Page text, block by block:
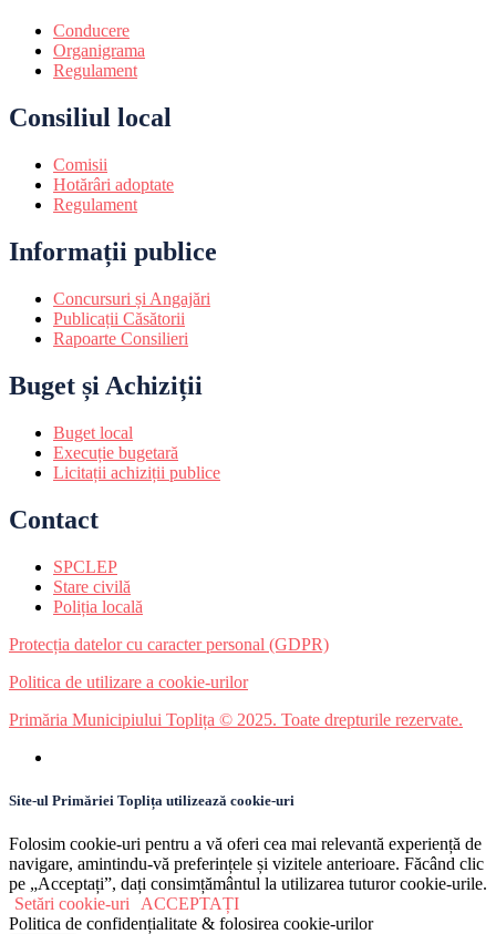
Conducere
Organigrama
Regulament
Consiliul local
Comisii
Hotărâri adoptate
Regulament
Informații publice
Concursuri și Angajări
Publicații Căsătorii
Rapoarte Consilieri
Buget și Achiziții
Buget local
Execuție bugetară
Licitații achiziții publice
Contact
SPCLEP
Stare civilă
Poliția locală
Protecția datelor cu caracter personal (GDPR)
Politica de utilizare a cookie-urilor
Primăria Municipiului Toplița © 2025. Toate drepturile rezervate.
Site-ul Primăriei Toplița utilizează cookie-uri
Folosim cookie-uri pentru a vă oferi cea mai relevantă experiență de
navigare, amintindu-vă preferințele și vizitele anterioare. Făcând clic
pe „Acceptați”, dați consimțământul la utilizarea tuturor cookie-urile.
Setări cookie-uri
ACCEPTAȚI
Politica de confidențialitate & folosirea cookie-urilor